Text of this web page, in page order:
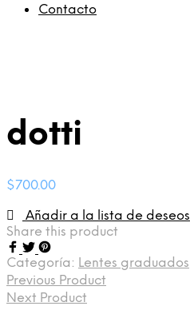
Contacto
dotti
$700.00
Añadir a la lista de deseos
Share this product
Categoría: Lentes graduados
Previous Product
Next Product